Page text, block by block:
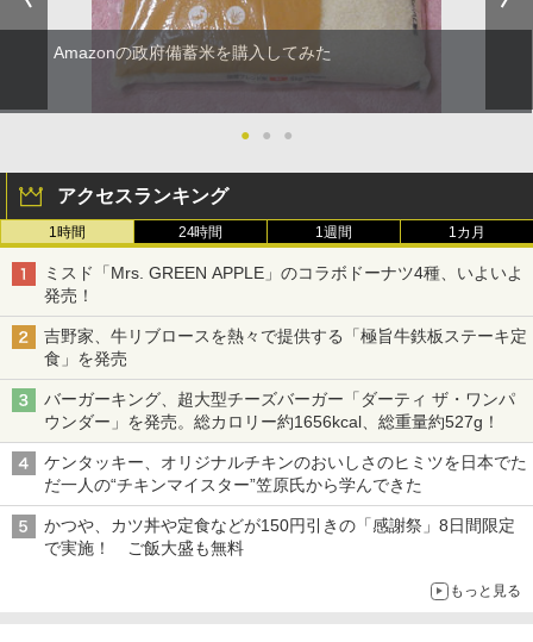
Amazonの政府備蓄米を購入してみた
● ● ●
アクセスランキング
1時間 24時間 1週間 1カ月
ミスド「Mrs. GREEN APPLE」のコラボドーナツ4種、いよいよ
発売！
吉野家、牛リブロースを熱々で提供する「極旨牛鉄板ステーキ定
食」を発売
バーガーキング、超大型チーズバーガー「ダーティ ザ・ワンパ
ウンダー」を発売。総カロリー約1656kcal、総重量約527g！
ケンタッキー、オリジナルチキンのおいしさのヒミツを日本でた
だ一人の“チキンマイスター”笠原氏から学んできた
かつや、カツ丼や定食などが150円引きの「感謝祭」8日間限定
で実施！ ご飯大盛も無料
もっと見る